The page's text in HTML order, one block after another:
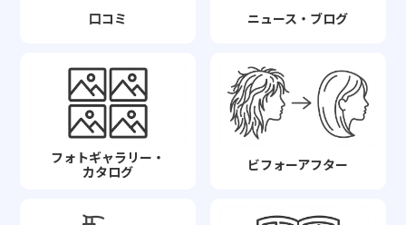
口コミ ニュース・ブログ
フォトギャラリー・
カタログ
ビフォーアフター